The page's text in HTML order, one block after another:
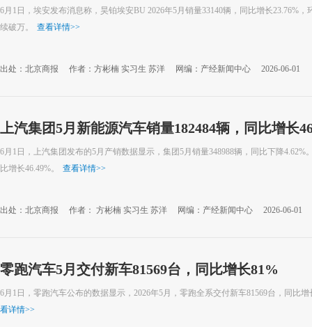
6月1日，埃安发布消息称，昊铂埃安BU 2026年5月销量33140辆，同比增长23.76%
续破万。
查看详情>>
出处：北京商报 作者：方彬楠 实习生 苏洋 网编：产经新闻中心 2026-06-01
上汽集团5月新能源汽车销量182484辆，同比增长
6月1日，上汽集团发布的5月产销数据显示，集团5月销量348988辆，同比下降4.62%
比增长46.49%。
查看详情>>
出处：北京商报 作者： 方彬楠 实习生 苏洋 网编：产经新闻中心 2026-06-01
零跑汽车5月交付新车81569台，同比增长81%
6月1日，零跑汽车公布的数据显示，2026年5月，零跑全系交付新车81569台，同比
看详情>>